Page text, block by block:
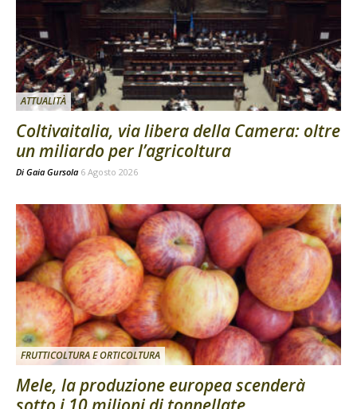
ATTUALITÀ
Coltivaitalia, via libera della Camera: oltre
un miliardo per l’agricoltura
Di Gaia Gursola 6 Agosto 2026
FRUTTICOLTURA E ORTICOLTURA
Mele, la produzione europea scenderà